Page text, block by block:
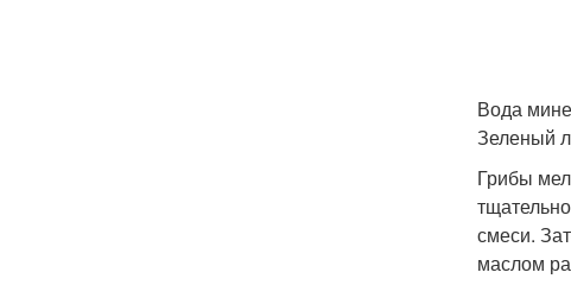
Вода
Зеленый
Грибы
смеси.
маслом